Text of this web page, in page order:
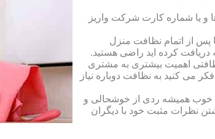
و یا شماره کارت شرکت واریز
پس از اتمام نظافت منزل
کرده اید راضی هستید.
اهمیت بیشتری به مشتری
می کنید به نظافت دوباره نیاز
خوب همیشه ردی از خوشحالی و
نظرات مثبت خود با دیگران